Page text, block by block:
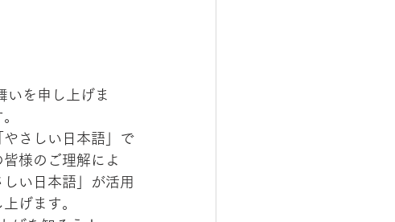
さしい日本語」で
様のご理解によ
い日本語」が活用
げます。